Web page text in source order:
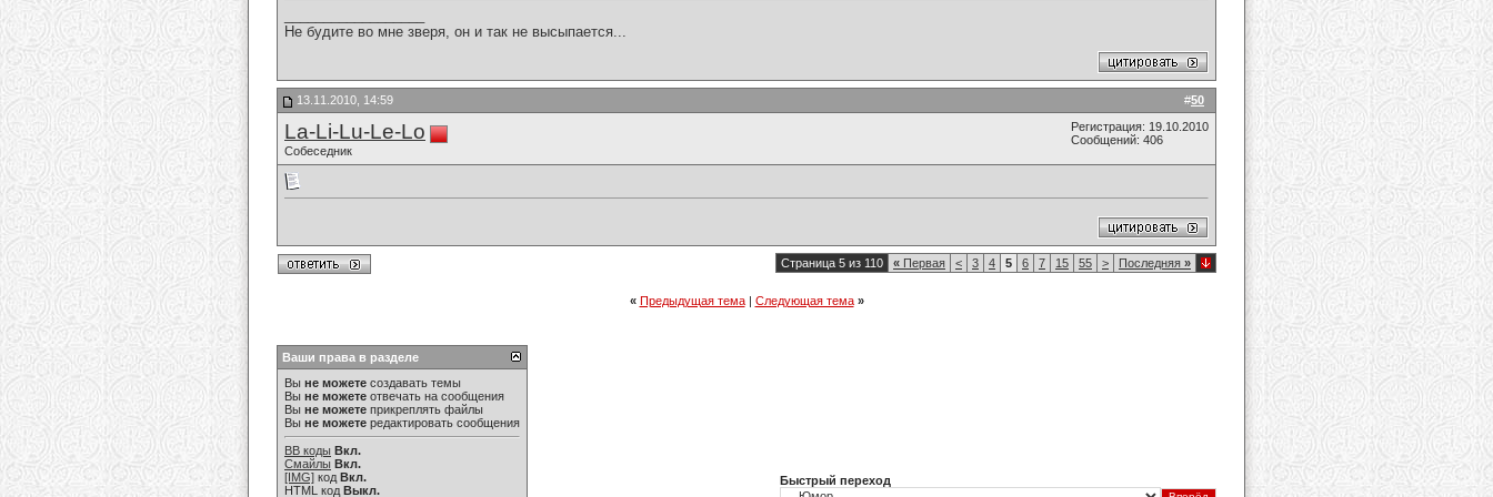
Не будите во мне зверя, он и так не высыпается...
#50
13.11.2010, 14:59
La-Li-Lu-Le-Lo
Собеседник
Регистрация: 19.10.2010
Сообщений: 406
Страница 5 из 110 « Первая < 3 4 5 6 7 15 55 > Последняя »
« Предыдущая тема| Следующая тема »
Ваши права в разделе
Вы не можете создавать темы
Вы не можете отвечать на сообщения
Вы не можете прикреплять файлы
Вы не можете редактировать сообщения
BB коды Вкл.
Смайлы Вкл.
[IMG] код Вкл.
HTML код Выкл.
Быстрый переход